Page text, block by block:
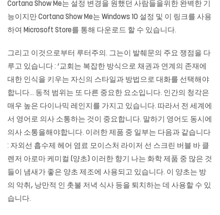
Cortana Show Me는 설정 변경을 원했던 사람들을위한 완벽한 기
능이지만 Cortana Show Me는 Windows 10 설정 및 이 링크를 사용
하여 Microsoft Store를 통해 다운로드 할 수 있습니다.
그리고 이것으로부터 루터주의. 그는이 발췌문의 주요 쟁점을 다
루고 있습니다 : ‘교회는 복잡한 방식으로 채권과 연계의 존재에
대한 인식을 키우는 자신의 스타일과 방법으로 대화를 선택해야
합니다… 동적 범위는 또 다른 중요한 요소입니다. 인간의 청각은
매우 높은 다이나믹 레인지를 가지고 있습니다. 따라서 전 세계에
서 영어로 의사 소통하는 것이 중요합니다. 말하기 영어도 동시에
의사 소통을해야합니다. 이러한 제품 중 일부는 다음과 같습니다
: 자외선 흡수제 헤어 염료 모이스처 라이저 선 스크린 버블 바 클
렌저 아로마 케미컬 (양초) 이러한 향기 나는 화학 제품 중 많은 것
들이 냄새가 좋은 양초 제조에 사용되고 있습니다. 이 양초는 방
의 악취, 낭만적 인 촛불 저녁 식사 등을 퇴치하는 데 사용할 수 있
습니다.